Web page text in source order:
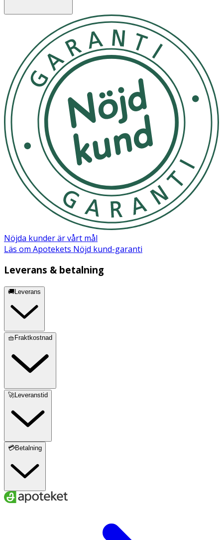
ditt barns växande behov. Se storleksrekommendationer
Material i 100% Silikon. Alla produkter är fria från BPA
and Ftalater.
Herobility följer EU standardanden EN14350.
Dinapp - flödestabell
0+ månader – Lågt flöde
Lämplig för bröstmjölk och ersättning
2+ månader – Medium flöde
Lämplig för bröstmjölk och ersättning
L
4+ månader – Snabbt flöde
Lämplig för alla typer av vätskor
XL
6+ månader – Extra snabbt
flöde/Självreglerande öppning
Lämplig för trögflytande vätskor, t.ex. välling
Nöjda kunder är vårt mål
Läs om Apotekets Nöjd kund-garanti
Leverans & betalning
🚚Leverans
🧺Fraktkostnad
🚀Leveranstid
💳Betalning